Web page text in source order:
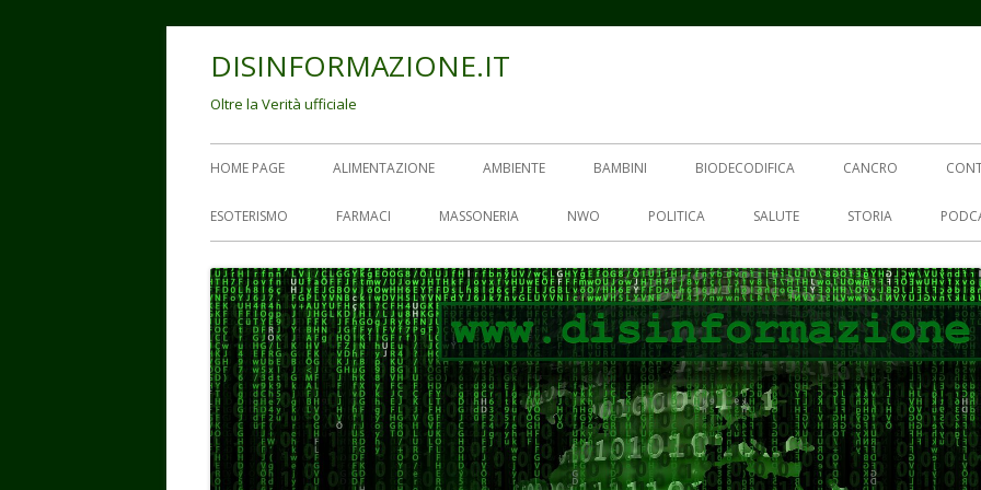
DISINFORMAZIONE.IT
Oltre la Verità ufficiale
Menu
principale
HOME PAGE ALIMENTAZIONE AMBIENTE BAMBINI BIODECODIFICA CANCRO
ESOTERISMO FARMACI MASSONERIA NWO POLITICA SALUTE STORIA